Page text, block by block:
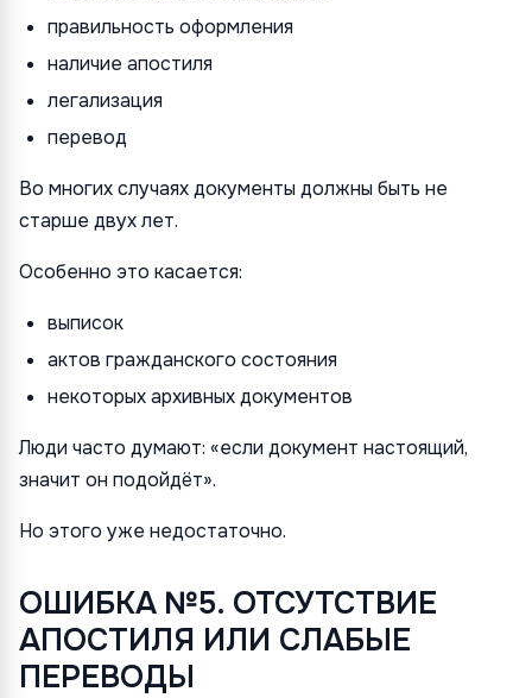
правильность оформления
наличие апостиля
легализация
перевод
Во многих случаях документы должны быть не
старше двух лет.
Особенно это касается:
выписок
актов гражданского состояния
некоторых архивных документов
Люди часто думают: «если документ настоящий,
значит он подойдёт».
Но этого уже недостаточно.
ОШИБКА №5. ОТСУТСТВИЕ
АПОСТИЛЯ ИЛИ СЛАБЫЕ
ПЕРЕВОДЫ